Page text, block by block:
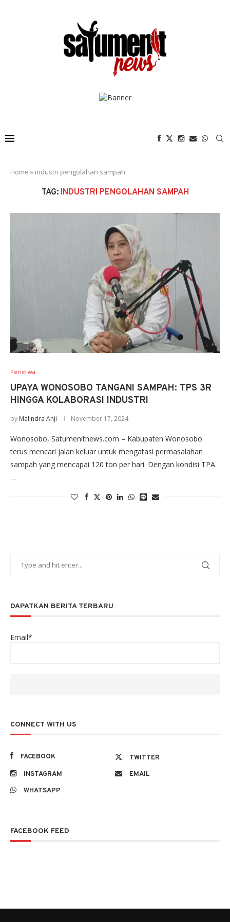
Home » industri pengolahan sampah
TAG: INDUSTRI PENGOLAHAN SAMPAH
Peristiwa
UPAYA WONOSOBO TANGANI SAMPAH: TPS 3R
HINGGA KOLABORASI INDUSTRI
by Malindra Anji November 17, 2024
Wonosobo, Satumenitnews.com – Kabupaten Wonosobo
terus mencari jalan keluar untuk mengatasi permasalahan
sampah yang mencapai 120 ton per hari. Dengan kondisi TPA
…
DAPATKAN BERITA TERBARU
Email*
CONNECT WITH US
FACEBOOK
TWITTER
INSTAGRAM
EMAIL
WHATSAPP
FACEBOOK FEED